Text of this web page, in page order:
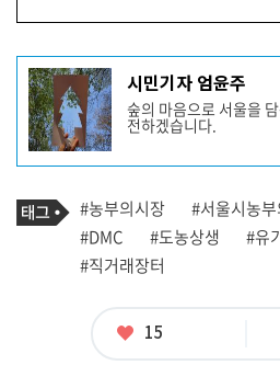
기
사
작
성
자
프
필
시민기자 엄윤주
숲의 마음으로 서울을
전하겠습니다.
기
사
관
련
태
태
그
#농부의시장 #서울시농
#DMC
#도농상생
#유
#직거래장터
좋
15